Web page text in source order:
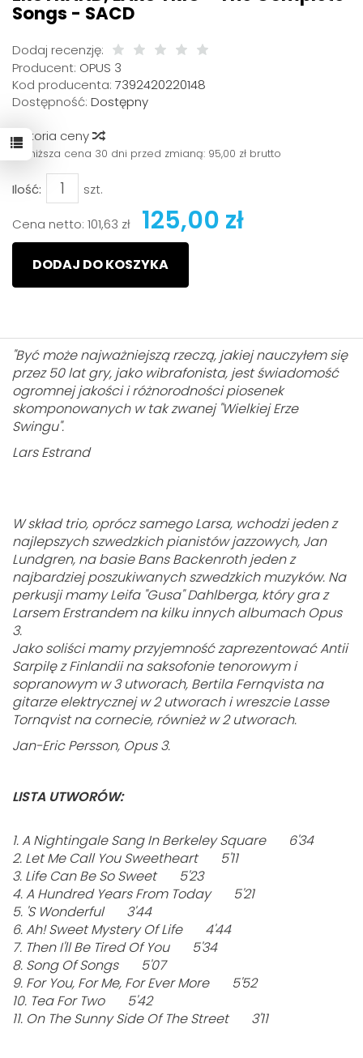
Songs - SACD
Dodaj recenzję:
Producent: OPUS 3
Kod producenta: 7392420220148
Dostępność: Dostępny
Historia ceny
Najniższa cena 30 dni przed zmianą: 95,00 zł brutto
Ilość: szt.
Cena netto: 101,63 zł 125,00 zł
DODAJ DO KOSZYKA
"Być może najważniejszą rzeczą, jakiej nauczyłem się
przez 50 lat gry, jako wibrafonista, jest świadomość
ogromnej jakości i różnorodności piosenek
skomponowanych w tak zwanej "Wielkiej Erze
Swingu".
Lars Estrand
W skład trio, oprócz samego Larsa, wchodzi jeden z
najlepszych szwedzkich pianistów jazzowych, Jan
Lundgren, na basie Bans Backenroth jeden z
najbardziej poszukiwanych szwedzkich muzyków. Na
perkusji mamy Leifa "Gusa" Dahlberga, który gra z
Larsem Erstrandem na kilku innych albumach Opus
3.
Jako soliści mamy przyjemność zaprezentować Antii
Sarpilę z Finlandii na saksofonie tenorowym i
sopranowym w 3 utworach, Bertila Fernqvista na
gitarze elektrycznej w 2 utworach i wreszcie Lasse
Tornqvist na cornecie, również w 2 utworach.
Jan-Eric Persson, Opus 3.
LISTA UTWORÓW:
1. A Nightingale Sang In Berkeley Square 6'34
2. Let Me Call You Sweetheart 5'11
3. Life Can Be So Sweet 5'23
4. A Hundred Years From Today 5'21
5. 'S Wonderful 3'44
6. Ah! Sweet Mystery Of Life 4'44
7. Then I'll Be Tired Of You 5'34
8. Song Of Songs 5'07
9. For You, For Me, For Ever More 5'52
10. Tea For Two 5'42
11. On The Sunny Side Of The Street 3'11